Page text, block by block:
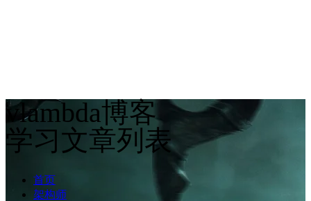
vlambda博客
学习文章列表
首页
架构师